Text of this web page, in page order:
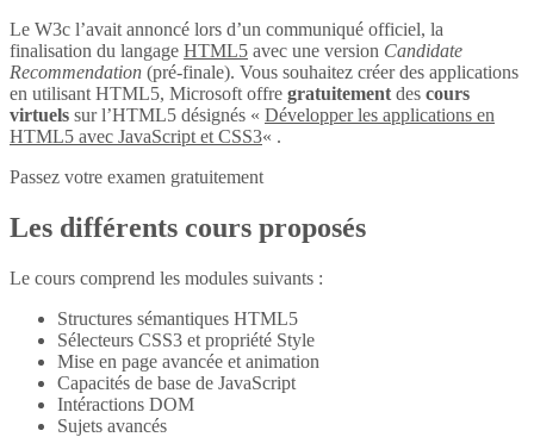
Le W3c l’avait annoncé lors d’un communiqué officiel, la
finalisation du langage HTML5 avec une version Candidate
Recommendation (pré-finale). Vous souhaitez créer des applications
en utilisant HTML5, Microsoft offre gratuitement des cours
virtuels sur l’HTML5 désignés « Développer les applications en
HTML5 avec JavaScript et CSS3« .
Passez votre examen gratuitement
Les différents cours proposés
Le cours comprend les modules suivants :
Structures sémantiques HTML5
Sélecteurs CSS3 et propriété Style
Mise en page avancée et animation
Capacités de base de JavaScript
Intéractions DOM
Sujets avancés